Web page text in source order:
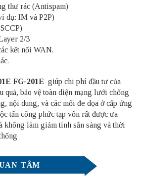
thư rác (Antispam)
dụ: IM và P2P)
2/3
kết nối WAN.
FG-201E giúp chi phí đầu tư của
quả, bảo vệ toàn diện mạng lưới chống
nội dung, và các mối đe dọa ở cấp ứng
tấn công phức tạp vốn rất được ưa
không làm giảm tính sẵn sàng và thời
TÂM